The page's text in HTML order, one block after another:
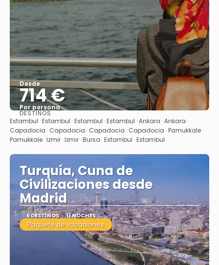
Desde
714 €
Por persona
Ver
DESTINOS
Estambul · Estambul · Estambul · Estambul · Ankara · Ankara ·
Capadocia · Capadocia · Capadocia · Capadocia · Pamukkale ·
Pamukkale · Izmir · Izmir · Bursa · Estambul · Estambul
Turquía, Cuna de
Civilizaciones desde
Madrid
6 DESTINOS 11 NOCHES
Paquete de vacaciones